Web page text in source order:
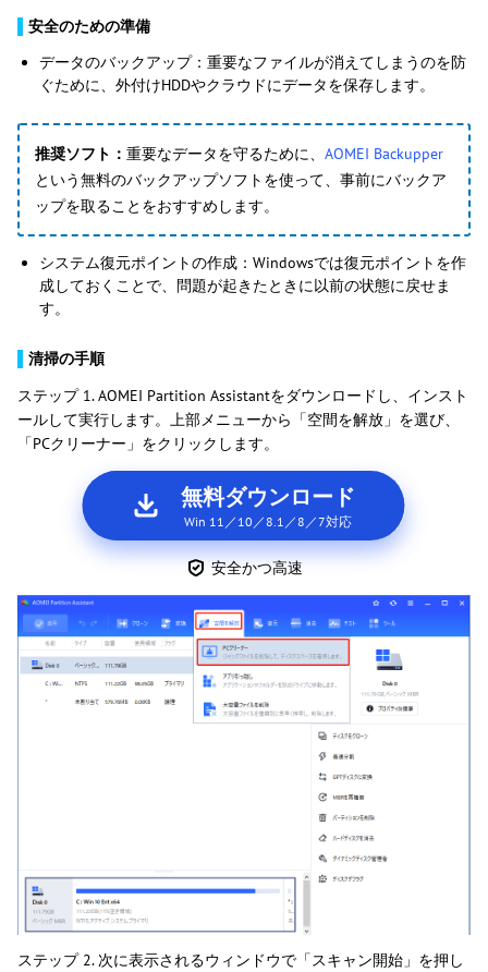
安全のための準備
データのバックアップ：重要なファイルが消えてしまうのを防
ぐために、外付けHDDやクラウドにデータを保存します。
推奨ソフト： 重要なデータを守るために、 AOMEI Backupper
という無料のバックアップソフトを使って、事前にバックア
ップを取ることをおすすめします。
システム復元ポイントの作成：Windowsでは復元ポイントを作
成しておくことで、問題が起きたときに以前の状態に戻せま
す。
清掃の手順
ステップ 1. AOMEI Partition Assistantをダウンロードし、インスト
ールして実行します。上部メニューから「空間を解放」を選び、
「PCクリーナー」をクリックします。
無料ダウンロード
Win 11／10／8.1／8／7対応
安全かつ高速
ステップ 2. 次に表示されるウィンドウで「スキャン開始」を押し